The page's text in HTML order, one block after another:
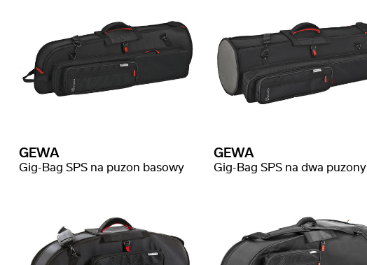
GEWA
Gig-Bag SPS na puzon basowy
GEWA
Gig-Bag SPS na dwa puzony